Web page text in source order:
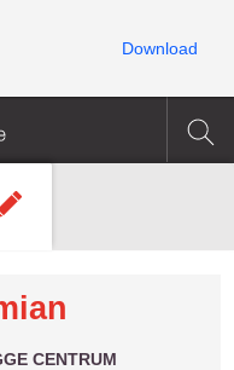
CENTRUM
Download